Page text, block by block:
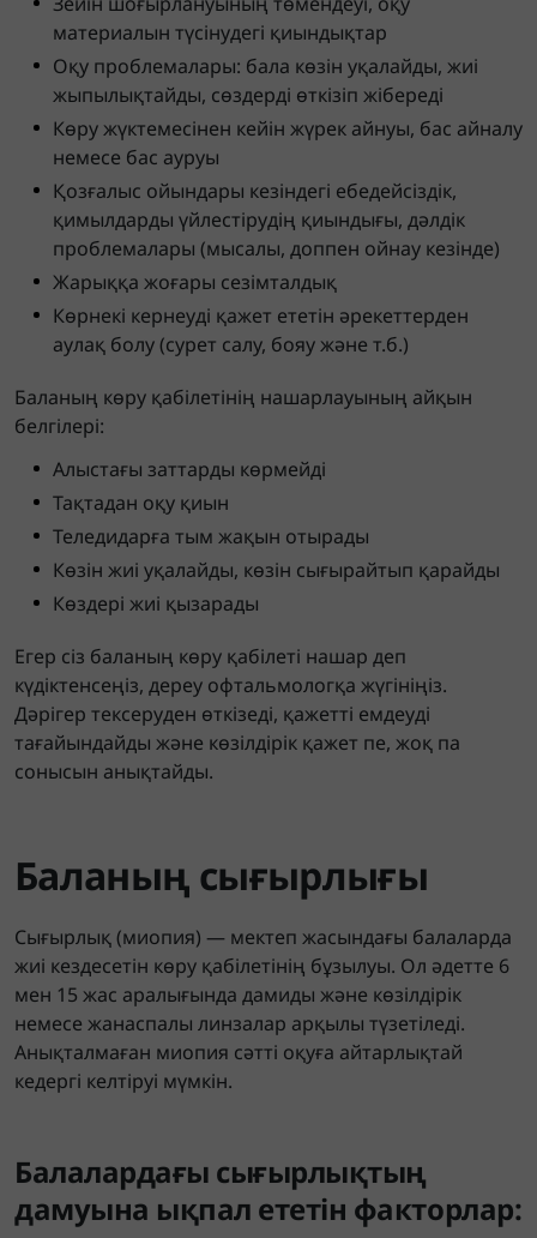
материалын түсінудегі қиындықтар
Оқу проблемалары: бала көзін уқалайды, жиі
жыпылықтайды, сөздерді өткізіп жібереді
Көру жүктемесінен кейін жүрек айнуы, бас айналу
немесе бас ауруы
Қозғалыс ойындары кезіндегі ебедейсіздік,
қимылдарды үйлестірудің қиындығы, дәлдік
проблемалары (мысалы, доппен ойнау кезінде)
Жарыққа жоғары сезімталдық
Көрнекі кернеуді қажет ететін әрекеттерден
аулақ болу (сурет салу, бояу және т.б.)
Баланың көру қабілетінің нашарлауының айқын
белгілері:
Алыстағы заттарды көрмейді
Тақтадан оқу қиын
Теледидарға тым жақын отырады
Көзін жиі уқалайды, көзін сығырайтып қарайды
Көздері жиі қызарады
Егер сіз баланың көру қабілеті нашар деп
күдіктенсеңіз, дереу офтальмологқа жүгініңіз.
Дәрігер тексеруден өткізеді, қажетті емдеуді
тағайындайды және көзілдірік қажет пе, жоқ па
сонысын анықтайды.
Баланың сығырлығы
Сығырлық (миопия) — мектеп жасындағы балаларда
жиі кездесетін көру қабілетінің бұзылуы. Ол әдетте 6
мен 15 жас аралығында дамиды және көзілдірік
немесе жанаспалы линзалар арқылы түзетіледі.
Анықталмаған миопия сәтті оқуға айтарлықтай
кедергі келтіруі мүмкін.
Балалардағы сығырлықтың
дамуына ықпал ететін факторлар: